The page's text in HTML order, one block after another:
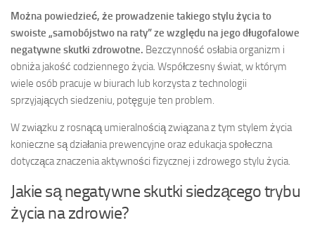
Można powiedzieć, że prowadzenie takiego stylu życia to
swoiste „samobójstwo na raty” ze względu na jego długofalowe
negatywne skutki zdrowotne. Bezczynność osłabia organizm i
obniża jakość codziennego życia. Współczesny świat, w którym
wiele osób pracuje w biurach lub korzysta z technologii
sprzyjających siedzeniu, potęguje ten problem.
W związku z rosnącą umieralnością związana z tym stylem życia
konieczne są działania prewencyjne oraz edukacja społeczna
dotycząca znaczenia aktywności fizycznej i zdrowego stylu życia.
Jakie są negatywne skutki siedzącego trybu
życia na zdrowie?